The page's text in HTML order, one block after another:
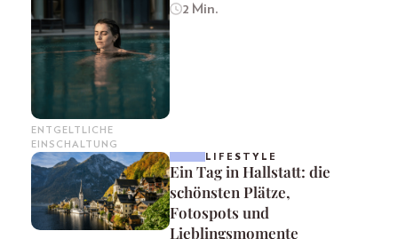
ENTGELTLICHE
EINSCHALTUNG
2 Min.
LIFESTYLE
Ein Tag in Hallstatt: die
schönsten Plätze,
Fotospots und
Lieblingsmomente